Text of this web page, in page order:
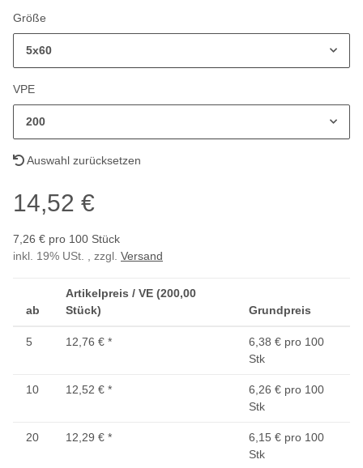
Größe
5x60
VPE
200
Auswahl zurücksetzen
14,52 €
7,26 € pro 100 Stück
inkl. 19% USt. , zzgl. Versand
ab
Artikelpreis / VE (200,00
Stück)
Grundpreis
5 12,76 € *
6,38 € pro 100
Stk
10 12,52 € *
6,26 € pro 100
Stk
20 12,29 € *
6,15 € pro 100
Stk